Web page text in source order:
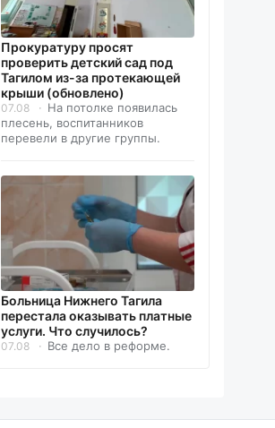
Прокуратуру просят
проверить детский сад под
Тагилом из-за протекающей
крыши (обновлено)
07.08
На потолке появилась
плесень, воспитанников
перевели в другие группы.
Больница Нижнего Тагила
перестала оказывать платные
услуги. Что случилось?
07.08 Все дело в реформе.